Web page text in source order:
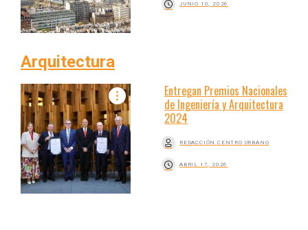
JUNIO 10, 2026
Arquitectura
Entregan Premios Nacionales
de Ingeniería y Arquitectura
2024
REDACCIÓN CENTRO URBANO
ABRIL 17, 2026